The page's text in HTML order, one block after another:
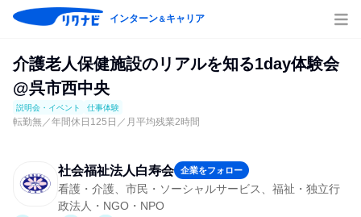
インターン＆キャリア
介護老人保健施設のリアルを知る1day体験会
@呉市西中央
説明会・イベント 仕事体験
転勤無／年間休日125日／月平均残業2時間
社会福祉法人白寿会 企業をフォロー
看護・介護、市民・ソーシャルサービス、福祉・独立行
政法人・NGO・NPO